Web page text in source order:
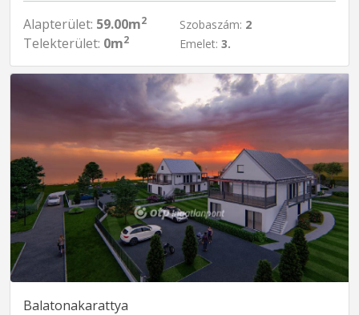
Alapterület: 59.00m2
Telekterület: 0m2
Szobaszám: 2
Emelet: 3.
Balatonakarattya